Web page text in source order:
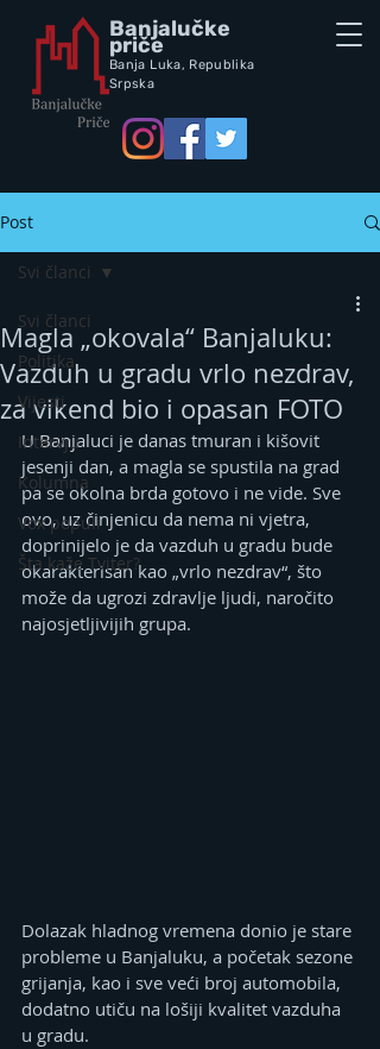
Banjalučke
priče
Banja Luka, Republika
Srpska
Post
Svi članci
Politika
Vijesti
Intervju
Kolumna
Vox populi
Šta kaže Tviter?
Svi članci
Magla „okovala“ Banjaluku:
Vazduh u gradu vrlo nezdrav,
za vikend bio i opasan FOTO
U Banjaluci je danas tmuran i kišovit
jesenji dan, a magla se spustila na grad
pa se okolna brda gotovo i ne vide. Sve
ovo, uz činjenicu da nema ni vjetra,
doprinijelo je da vazduh u gradu bude
okarakterisan kao „vrlo nezdrav“, što
može da ugrozi zdravlje ljudi, naročito
najosjetljivijih grupa.
Dolazak hladnog vremena donio je stare
probleme u Banjaluku, a početak sezone
grijanja, kao i sve veći broj automobila,
dodatno utiču na lošiji kvalitet vazduha
u gradu.